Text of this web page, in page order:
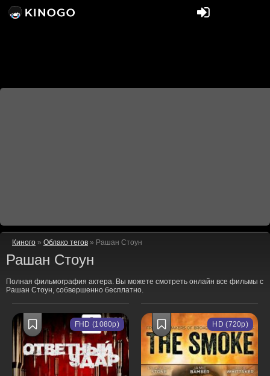
Киного » Облако тегов » Рашан Стоун
Рашан Стоун
Полная фильмография актера. Вы можете смотреть онлайн все фильмы с
Рашан Стоун, собвершенно бесплатно.
FHD (1080p) HD (720p)